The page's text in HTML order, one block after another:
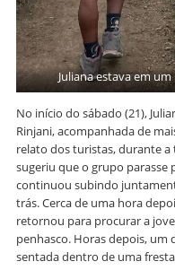
Juliana estava em
No início do sábado (21),
Rinjani, acompanhada de
relato dos turistas, durante a
sugeriu que o grupo parasse
continuou subindo
trás. Cerca de uma hora
retornou para procurar a
penhasco. Horas depois, um
sentada dentro de uma